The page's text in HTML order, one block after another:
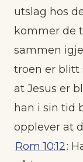
utslag hos
kommer de
sammen
troen er blitt
at Jesus er
han i sin tid
opplever at
Rom 10:12: